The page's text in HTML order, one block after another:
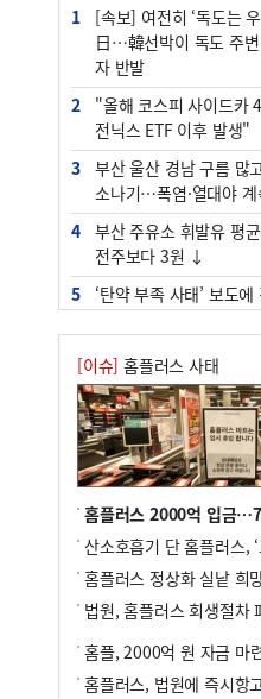
1
[속보] 여전히 ‘독도는
日…韓선박이 독도 주
자 반발
2
"올해 코스피 사이드카
전닉스 ETF 이후 발생"
3
부산 울산 경남 구름 많
소나기…폭염·열대야 계
4
부산 주유소 휘발유 평
전주보다 3원 ↓
5
‘탄약 부족 사태’ 보도
6
부산 앞바다에 기름
화물선 적발
7
[2026 부산청소년극지
포] 2회 : 하늘에서 만난
8
입추 지났지만 푹푹 찐
년 만에 3배
9
[속보] ‘심판 성접대’ 논
사과…“현재는 부적절 행
10 서울 중랑구서 흉기 난
[이슈] 홈플러스 사태
홈플러스 2000억 입금
홈플러스 정상화 실낱 희
법원, 홈플러스 회생절차